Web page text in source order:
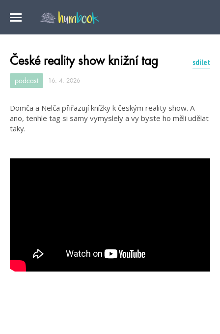
České reality show knižní tag sdílet
podcast 16. 4. 2026
Domča a Nelča přiřazují knížky k českým reality show. A
ano, tenhle tag si samy vymyslely a vy byste ho měli udělat
taky.